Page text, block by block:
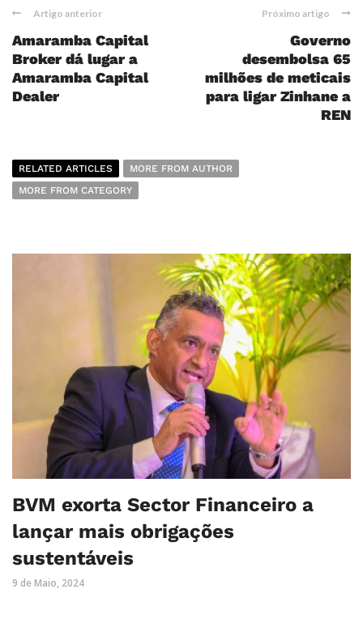
Artigo anterior
Amaramba Capital
Broker dá lugar a
Amaramba Capital
Dealer
Próximo artigo
Governo
desembolsa 65
milhões de meticais
para ligar Zinhane a
REN
RELATED ARTICLES
MORE FROM AUTHOR
MORE FROM CATEGORY
BVM exorta Sector Financeiro a
lançar mais obrigações
sustentáveis
9 de Maio, 2024